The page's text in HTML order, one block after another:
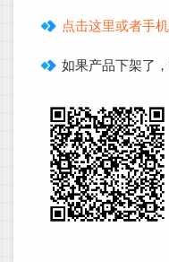
点击这里或者手
如果产品下架了